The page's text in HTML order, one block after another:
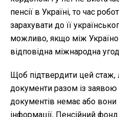
пенсії в Україні, то час
зарахувати до її
можливо, якщо між
відповідна міжнародна
Щоб підтвердити цей
документи разом із
документів немає або вони
інформації, Пенсійний